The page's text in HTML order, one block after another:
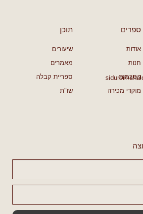
ספרים
אודות
חנות
הסכמות
מוקדי מכירה
תוכן
שיעורים
מאמרים
ספריית קבלה
שו"ת